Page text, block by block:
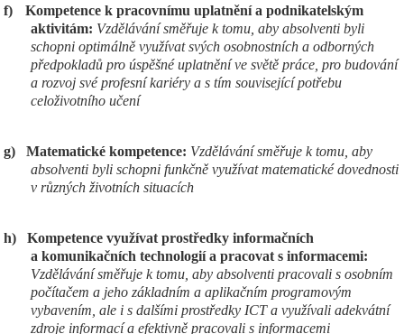
f)
Kompetence k pracovnímu uplatnění a podnikatelským
aktivitám: Vzdělávání směřuje k tomu, aby absolventi byli
schopni optimálně využívat svých osobnostních a odborných
předpokladů pro úspěšné uplatnění ve světě práce, pro budování
a rozvoj své profesní kariéry a s tím související potřebu
celoživotního učení
g) Matematické kompetence: Vzdělávání směřuje k tomu, aby
absolventi byli schopni funkčně využívat matematické dovednosti
v různých životních situacích
h)
Kompetence využívat prostředky informačních
a komunikačních technologií a pracovat s informacemi:
Vzdělávání směřuje k tomu, aby absolventi pracovali s osobním
počítačem a jeho základním a aplikačním programovým
vybavením, ale i s dalšími prostředky ICT a využívali adekvátní
zdroje informací a efektivně pracovali s informacemi